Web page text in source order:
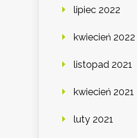
lipiec 2022
kwiecień 2022
listopad 2021
kwiecień 2021
luty 2021